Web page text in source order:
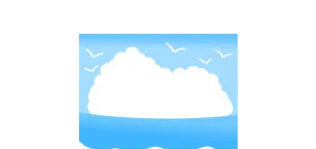
まで活性が落ちていないだろ
うと姫路周辺でメバリングを
やってみると、殆どアタリが
無い感じで何とか３匹の釣果
でした。 https://zaltz.b ...
っぱり良いサイズも釣れて欲
しいですよね。 今回は２０UP
が釣れると良いなって感じで
行ってみます。 メバリング釣
行記事 今回のポイントは前回
と同様二見方面のポイントで